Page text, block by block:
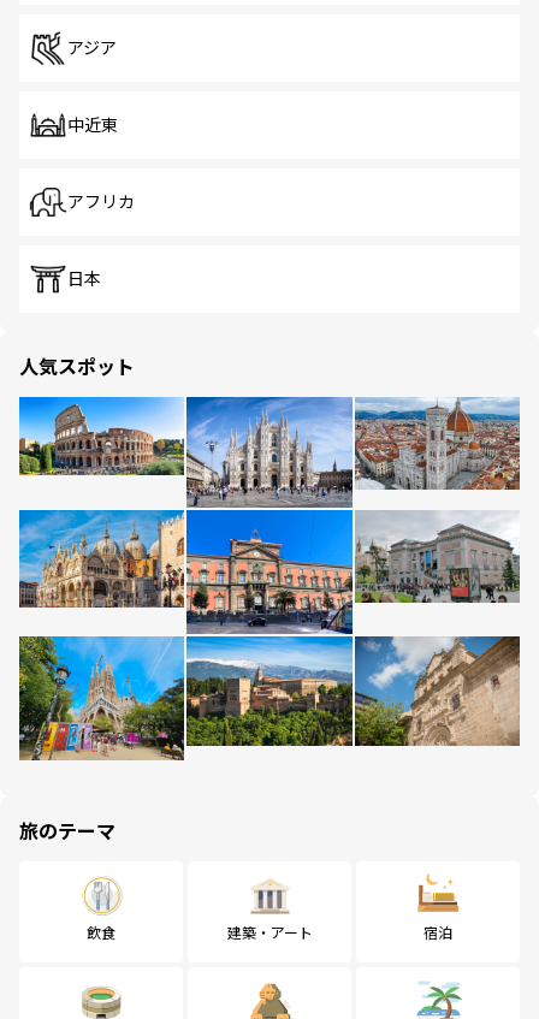
アジア
中近東
アフリカ
日本
人気スポット
旅のテーマ
飲食 建築・アート 宿泊